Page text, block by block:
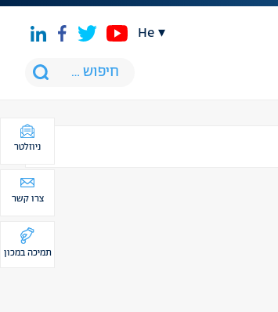
he
ניוזלטר
צרו קשר
תמיכה במכון